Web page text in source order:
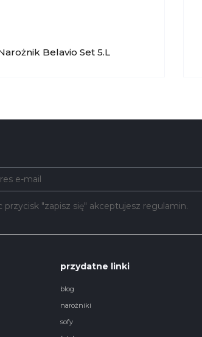
Belavio Set 5.L
przycisk "zapisz się" akceptujesz regulamin.
przydatne linki
blog
narożniki
sofy